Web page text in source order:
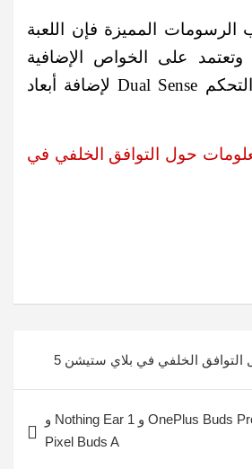
الرسومات المميزة فإن اللعبة
على الخواص الإضافية
الموجودة في يد التحكم Dual Sense لإضافة أبعاد
حول التوافق الخلفي في
التوافق الخلفي في بلاي ستيشن 5
مقارنة سماعات OnePlus Buds Pro و Nothing Ear 1 و
Pixel Buds A